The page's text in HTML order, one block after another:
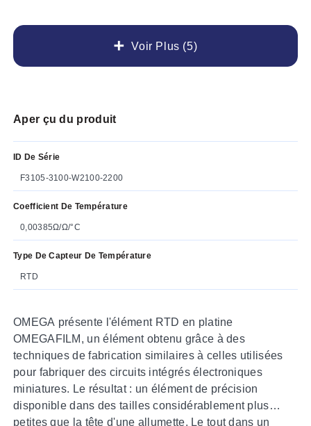
Voir Plus (5)
Aper çu du produit
ID De Série
F3105-3100-W2100-2200
Coefficient De Température
0,00385Ω/Ω/°C
Type De Capteur De Température
RTD
OMEGA présente l'élément RTD en platine
OMEGAFILM, un élément obtenu grâce à des
techniques de fabrication similaires à celles utilisées
pour fabriquer des circuits intégrés électroniques
miniatures. Le résultat : un élément de précision
disponible dans des tailles considérablement plus
petites que la tête d'une allumette. Le tout dans un